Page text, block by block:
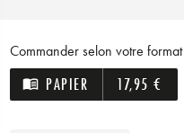
Commander selon votre format
menu_book PAPIER 17,95 €